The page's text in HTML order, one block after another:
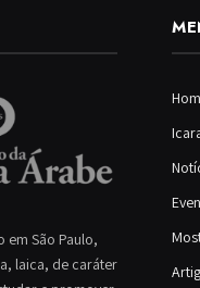
em São Paulo,
laica, de caráter